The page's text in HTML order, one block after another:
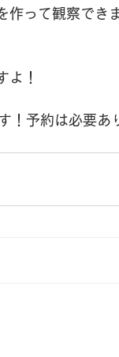
って観察でき
よ！
予約は必要あ